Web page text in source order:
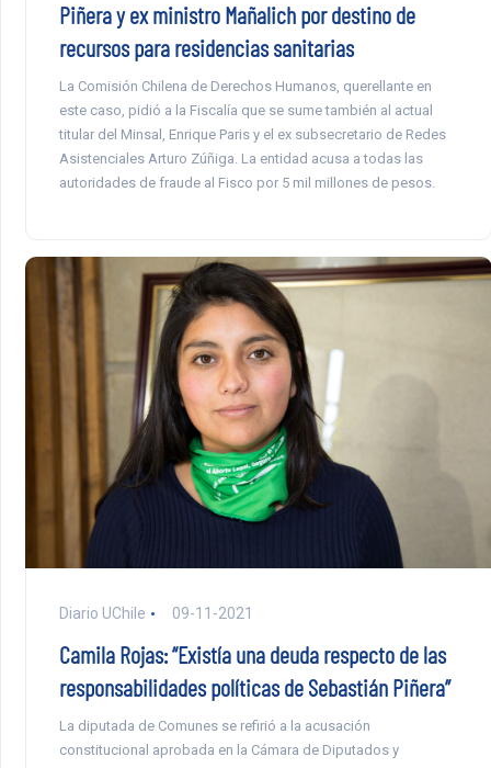
Piñera y ex ministro Mañalich por destino de
recursos para residencias sanitarias
La Comisión Chilena de Derechos Humanos, querellante en
este caso, pidió a la Fiscalía que se sume también al actual
titular del Minsal, Enrique Paris y el ex subsecretario de Redes
Asistenciales Arturo Zúñiga. La entidad acusa a todas las
autoridades de fraude al Fisco por 5 mil millones de pesos.
Diario UChile 09-11-2021
Camila Rojas: “Existía una deuda respecto de las
responsabilidades políticas de Sebastián Piñera”
La diputada de Comunes se refirió a la acusación
constitucional aprobada en la Cámara de Diputados y